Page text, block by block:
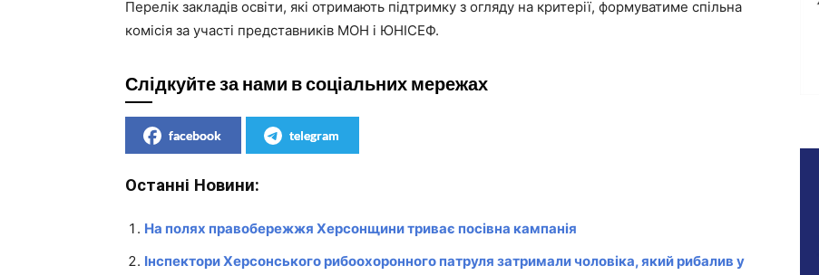
Перелік закладів освіти, які отримають підтримку з огляду на критерії, формуватиме спільна
комісія за участі представників МОН і ЮНІСЕФ.
Слідкуйте за нами в соціальних мережах
facebook telegram
Останні Новини:
На полях правобережжя Херсонщини триває посівна кампанія
Інспектори Херсонського рибоохоронного патруля затримали чоловіка, який рибалив у